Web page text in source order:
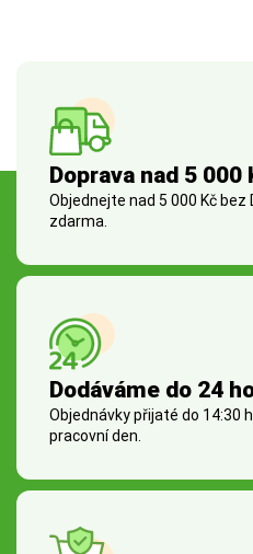
Doprava nad 5 000
Objednejte nad 5 000 Kč bez
zdarma.
Dodáváme do 24
Objednávky přijaté do 14:30
pracovní den.